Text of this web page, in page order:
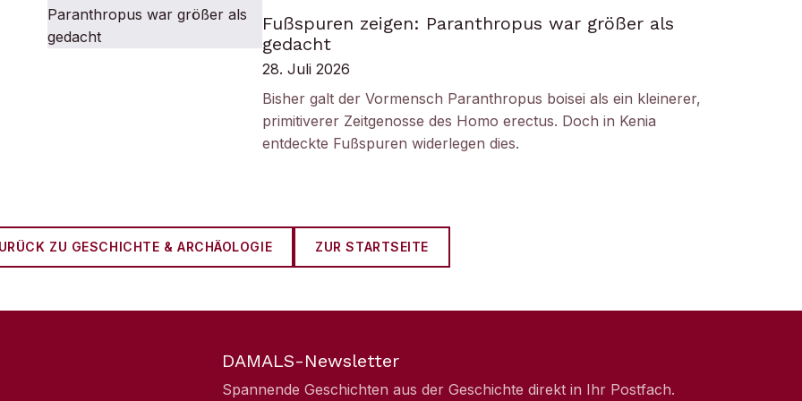
Fußspuren zeigen: Paranthropus war größer als
gedacht
28. Juli 2026
Bisher galt der Vormensch Paranthropus boisei als ein kleinerer,
primitiverer Zeitgenosse des Homo erectus. Doch in Kenia
entdeckte Fußspuren widerlegen dies.
ZU GESCHICHTE & ARCHÄOLOGIE ZUR STARTSEITE
DAMALS-Newsletter
Spannende Geschichten aus der Geschichte direkt in Ihr Postfach.